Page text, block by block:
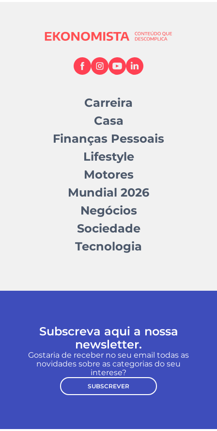
Carreira
Casa
Finanças Pessoais
Lifestyle
Motores
Mundial 2026
Negócios
Sociedade
Tecnologia
Subscreva aqui a nossa
newsletter.
Gostaria de receber no seu email todas as
novidades sobre as categorias do seu
interese?
SUBSCREVER